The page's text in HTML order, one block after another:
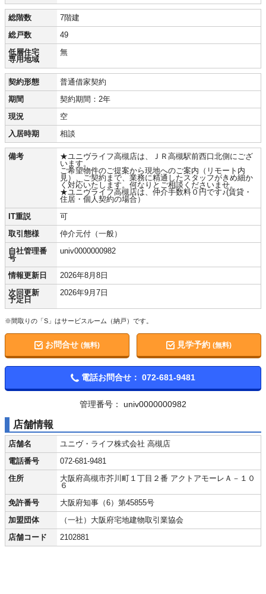
総階数 7階建
総戸数 49
低層住宅
専用地域
無
契約形態 普通借家契約
期間 契約期間：2年
現況 空
入居時期 相談
備考
★ユニヴライフ高槻店は、ＪＲ高槻駅前西口北側にござ
います。
ご希望物件のご提案から現地へのご案内（リモート内
見）、ご契約まで、業務に精通したスタッフがきめ細か
く対応いたします。何なりとご相談くださいませ。
★ユニヴライフ高槻店は、仲介手数料０円です♪(賃貸・
住居・個人契約の場合）
IT重説 可
取引態様 仲介元付（一般）
自社管理番
号
univ0000000982
情報更新日 2026年8月8日
次回更新
予定日
2026年9月7日
※間取りの「S」はサービスルーム（納戸）です。
お問合せ (無料) 見学予約(無料)
電話お問合せ： 072-681-9481
管理番号： univ0000000982
店舗情報
店舗名 ユニヴ・ライフ株式会社 高槻店
電話番号 072-681-9481
住所
大阪府高槻市芥川町１丁目２番 アクトアモーレＡ－１０
６
免許番号 大阪府知事（6）第45855号
加盟団体 （一社）大阪府宅地建物取引業協会
店舗コード 2102881